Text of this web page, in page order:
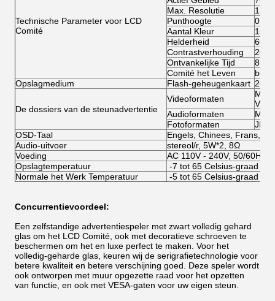
Technische Parameter voor LCD
Comité
Max. Resolutie
Punthoogte
Aantal Kleur
Helderheid
Contrastverhouding
Ontvankelijke Tijd
8ms
Comité het Leven
Opslagmedium
Flash-geheugenkaart 2gb
De dossiers van de steunadvertentie
Videoformaten
MP4
Audioformaten
MP3
Fotoformaten
JPG
OSD-Taal
Engels, Chinees, Frans,
Audio-uitvoer
stereol/r, 5W*2, 8Ω
Voeding
AC 110V - 240V, 50/60HZ
Opslagtemperatuur
-7 tot 65 Celsius-graad
Normale het Werk Temperatuur
-5 tot 65 Celsius-graad
Concurrentievoordeel:
Een zelfstandige advertentiespeler met zwart volledig gehard
glas om het LCD Comité, ook met decoratieve schroeven te
beschermen om het en luxe perfect te maken. Voor het
volledig-geharde glas, keuren wij de serigrafietechnologie voor
betere kwaliteit en betere verschijning goed. Deze speler wordt
ook ontworpen met muur opgezette raad voor het opzetten
van functie, en ook met VESA-gaten voor uw eigen steun.